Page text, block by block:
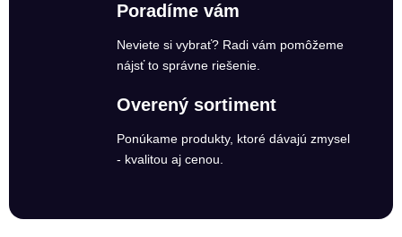
Poradíme vám
Neviete si vybrať? Radi vám pomôžeme
nájsť to správne riešenie.
Overený sortiment
Ponúkame produkty, ktoré dávajú zmysel
- kvalitou aj cenou.